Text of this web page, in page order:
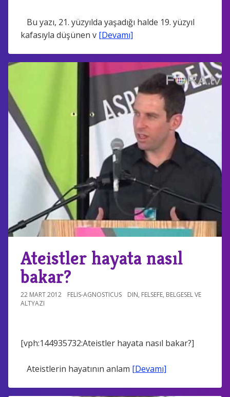
Bu yazı, 21. yüzyılda yaşadığı halde 19. yüzyıl
kafasıyla düşünen v [Devamı]
Ateistler hayata nasıl
bakar?
22 MART 2012 FELIS-AGNOSTICUS DIN, FELSEFE, BELGESEL VE
ALTYAZI
[vph:144935732:Ateistler hayata nasıl bakar?]
Ateistlerin hayatının anlam [Devamı]